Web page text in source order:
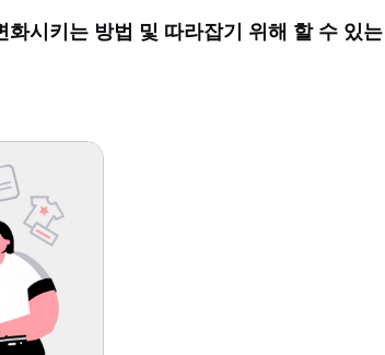
시키는 방법 및 따라잡기 위해 할 수 있는